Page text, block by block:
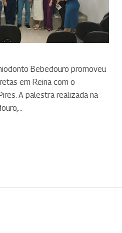
Bebedouro promoveu
em Reina com o
A palestra realizada na